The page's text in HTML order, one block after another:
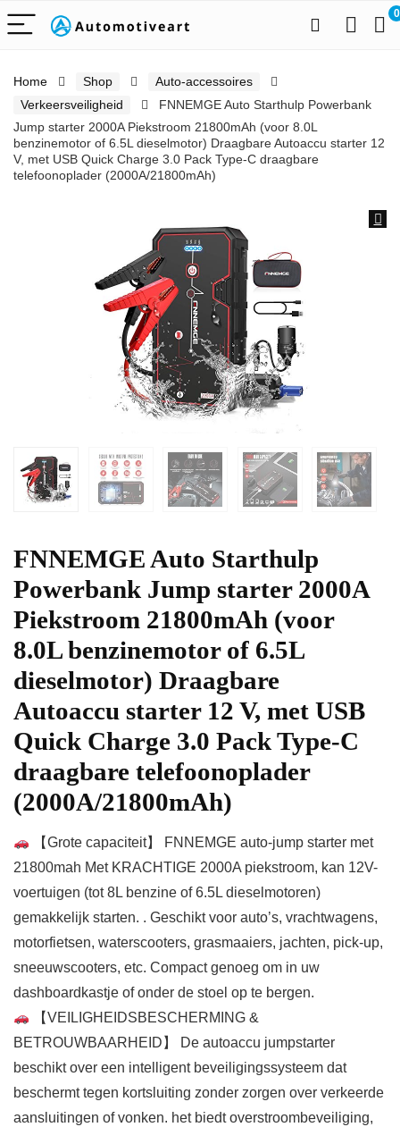
0
Home Shop
Auto-accessoires
Verkeersveiligheid
FNNEMGE Auto Starthulp Powerbank
Jump starter 2000A Piekstroom 21800mAh (voor 8.0L
benzinemotor of 6.5L dieselmotor) Draagbare Autoaccu starter 12
V, met USB Quick Charge 3.0 Pack Type-C draagbare
telefoonoplader (2000A/21800mAh)
FNNEMGE Auto Starthulp
Powerbank Jump starter 2000A
Piekstroom 21800mAh (voor
8.0L benzinemotor of 6.5L
dieselmotor) Draagbare
Autoaccu starter 12 V, met USB
Quick Charge 3.0 Pack Type-C
draagbare telefoonoplader
(2000A/21800mAh)
【Grote capaciteit】 FNNEMGE auto-jump starter met
21800mah Met KRACHTIGE 2000A piekstroom, kan 12V-
voertuigen (tot 8L benzine of 6.5L dieselmotoren)
gemakkelijk starten. . Geschikt voor auto’s, vrachtwagens,
motorfietsen, waterscooters, grasmaaiers, jachten, pick-up,
sneeuwscooters, etc. Compact genoeg om in uw
dashboardkastje of onder de stoel op te bergen.
【VEILIGHEIDSBESCHERMING &
BETROUWBAARHEID】 De autoaccu jumpstarter
beschikt over een intelligent beveiligingssysteem dat
beschermt tegen kortsluiting zonder zorgen over verkeerde
aansluitingen of vonken. het biedt overstroombeveiliging,